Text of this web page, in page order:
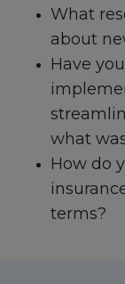
What
about
Have
what
How do
terms?